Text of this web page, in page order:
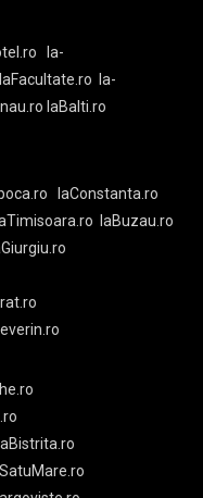
la-
laFacultate.ro
la-
laBalti.ro
laConstanta.ro
laBuzau.ro
laBistrita.ro